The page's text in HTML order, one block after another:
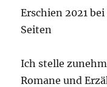
Erschien 2021
Seiten
Ich stelle
Romane und